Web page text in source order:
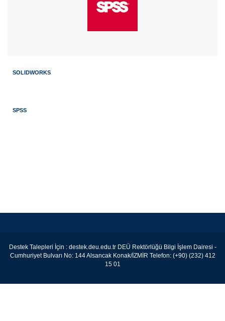
SOLIDWORKS
SPSS
Destek Talepleri İçin : destek.deu.edu.trDEÜ Rektörlüğü Bilgi İşlem Dairesi -
Cumhuriyet Bulvarı No: 144 Alsancak Konak/İZMİR Telefon: (+90) (232) 412
15 01